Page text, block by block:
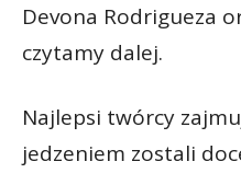
Devona Rodrigueza
czytamy dalej.
Najlepsi twórcy
jedzeniem zostali